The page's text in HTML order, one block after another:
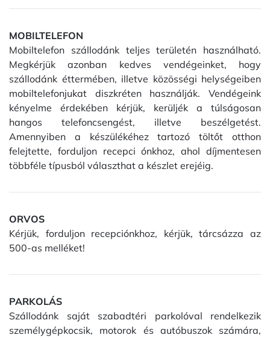
MOBILTELEFON
Mobiltelefon szállodánk teljes területén használható.
Megkérjük azonban kedves vendégeinket, hogy
szállodánk éttermében, illetve közösségi helységeiben
mobiltelefonjukat diszkréten használják. Vendégeink
kényelme érdekében kérjük, kerüljék a túlságosan
hangos telefoncsengést, illetve beszélgetést.
Amennyiben a készülékéhez tartozó töltőt otthon
felejtette, forduljon recepci ónkhoz, ahol díjmentesen
többféle típusból választhat a készlet erejéig.
ORVOS
Kérjük, forduljon recepciónkhoz, kérjük, tárcsázza az
500-as melléket!
PARKOLÁS
Szállodánk saját szabadtéri parkolóval rendelkezik
személygépkocsik, motorok és autóbuszok számára,